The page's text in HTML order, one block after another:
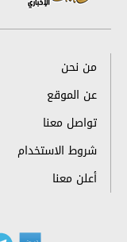
من نحن
عن الموقع
تواصل معنا
شروط الاستخدام
أعلن معنا